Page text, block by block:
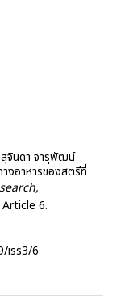
จินดา จารุพัฒน์
งอาหารของสตรีที่
6.
iss3/6